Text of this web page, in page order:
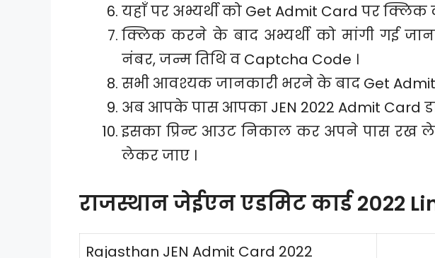
यहाँ पर अभ्यर्थी को Get Admit Card पर क्लिक
क्लिक करने के बाद अभ्यर्थी को मांगी गई
नंबर, जन्म तिथि व Captcha Code ।
सभी आवश्यक जानकारी भरने के बाद Get
अब आपके पास आपका JEN 2022 Admit Card
इसका प्रिन्ट आउट निकाल कर अपने पास रख
लेकर जाए ।
राजस्थान जेईएन एडमिट कार्ड 2022
Rajasthan JEN Admit Card 2022